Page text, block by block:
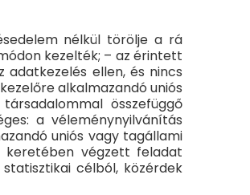
nélkül törölje a rá
kezelték; – az érintett
adatkezelés ellen, és nincs
alkalmazandó uniós
összefüggő
a véleménynyilvánítás
uniós vagy tagállami
keretében végzett feladat
célból, közérdek